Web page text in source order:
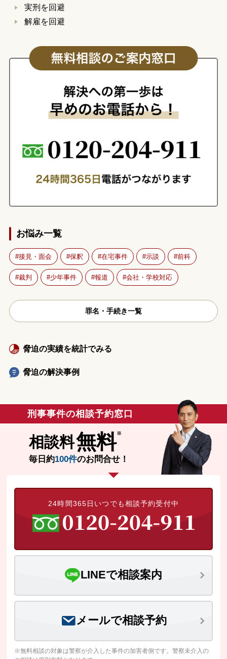
実刑を回避
解雇を回避
お悩み一覧
接見・面会 保釈 在宅事件 示談 前科
裁判 少年事件 報道 会社・学校対応
罪名・手続き一覧
脅迫の実績を統計でみる
脅迫の解決事例
刑事事件の相談予約窓口
相談料無料
毎日約100件のお問合せ！
24時間365日いつでも相談予約受付中
LINEで相談案内
メールで相談予約
※無料相談の対象は警察が介入した事件の加害者側です。警察未介入の